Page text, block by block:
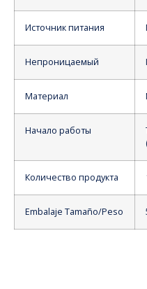
Источник питания
Непроницаемый
Материал
Начало работы
Количество продукта
Embalaje Tamaño/Peso